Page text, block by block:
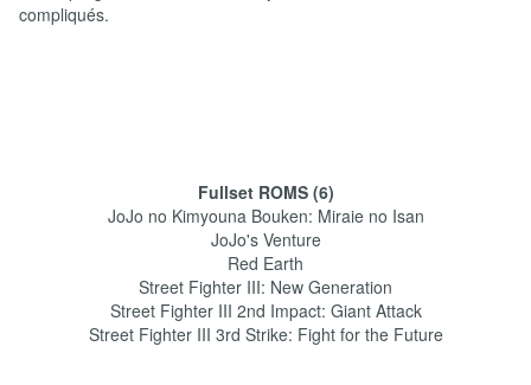
compliqués.
Fullset ROMS (6)
JoJo no Kimyouna Bouken: Miraie no Isan
JoJo's Venture
Red Earth
Street Fighter III: New Generation
Street Fighter III 2nd Impact: Giant Attack
Street Fighter III 3rd Strike: Fight for the Future